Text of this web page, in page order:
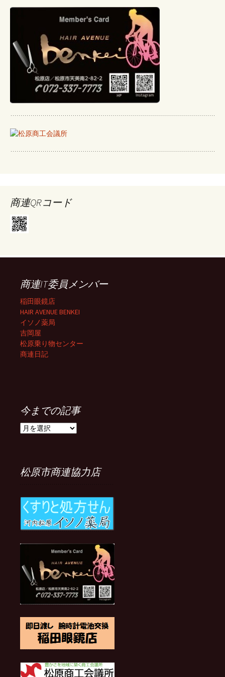
商連QRコード
商連IT委員メンバー
稲田眼鏡店
HAIR AVENUE BENKEI
イソノ薬局
吉岡屋
松原乗り物センター
商連日記
今までの記事
今
記
事
松原市商連協力店